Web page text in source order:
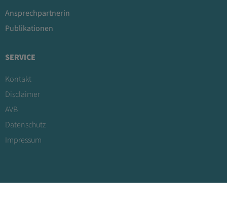
Ansprechpartnerin
Publikationen
SERVICE
Kontakt
Disclaimer
AVB
Datenschutz
Impressum